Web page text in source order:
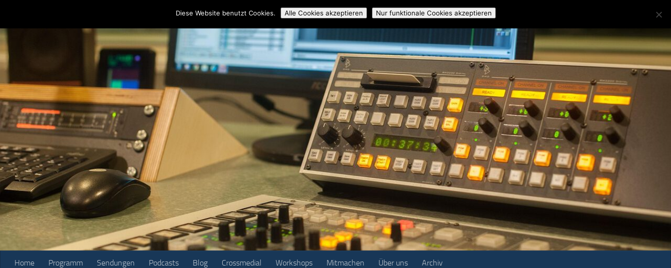
Blog Crossmedial Workshops Mitmachen Über uns Archiv
Home Programm Sendungen Podcasts Blog Crossmedial Workshops Mitmachen Über uns Archiv
Diese Website benutzt Cookies. Alle Cookies akzeptieren Nur funktionale Cookies akzeptieren